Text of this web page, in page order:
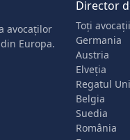
avocaților
Europa.
Director
Toți avocații
Germania
Austria
Elveția
Regatul
Belgia
Suedia
România